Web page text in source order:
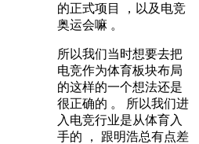
的正式项目 ，以及电竞
奥运会嘛 。
所以我们当时想要去把
电竞作为体育板块布局
的这样的一个想法还是
很正确的 。 所以我们进
入电竞行业是从体育入
手的 ， 跟明浩总有点差